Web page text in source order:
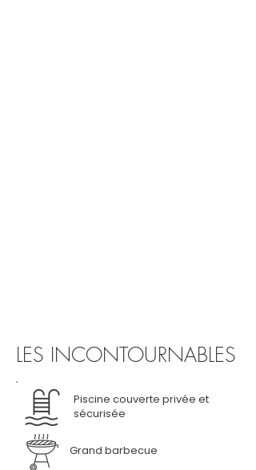
LES INCONTOURNABLES
Piscine couverte privée et
sécurisée
Grand barbecue